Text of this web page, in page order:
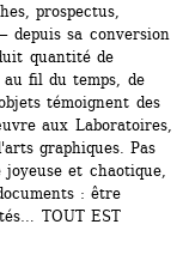
prospectus,
depuis sa conversion
quantité de
au fil du temps, de
témoignent des
aux Laboratoires,
graphiques. Pas
et chaotique,
: être
TOUT EST